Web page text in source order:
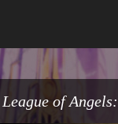
League of